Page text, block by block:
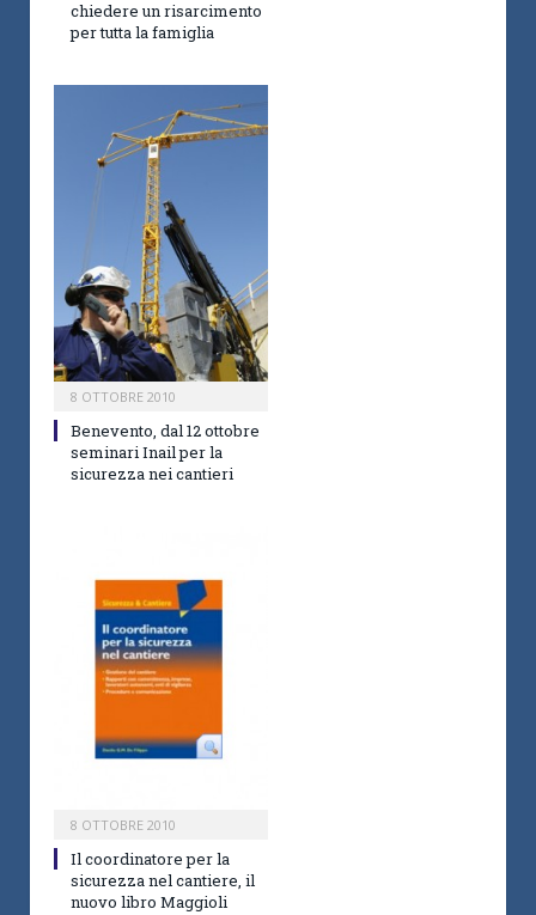
chiedere un risarcimento
per tutta la famiglia
8 OTTOBRE 2010
Benevento, dal 12 ottobre
seminari Inail per la
sicurezza nei cantieri
8 OTTOBRE 2010
Il coordinatore per la
sicurezza nel cantiere, il
nuovo libro Maggioli